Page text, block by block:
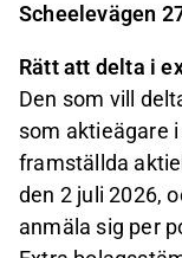
Scheelevägen
Rätt att delta i
Den som vill
som aktieägare
framställda
den 2 juli 2026,
anmäla sig per